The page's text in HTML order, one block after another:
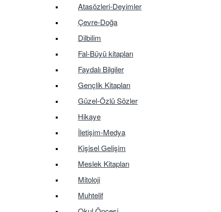
Atasözleri-Deyimler
Çevre-Doğa
Dilbilim
Fal-Büyü kitapları
Faydalı Bilgiler
Gençlik Kitapları
Güzel-Özlü Sözler
Hikaye
İletişim-Medya
Kişisel Gelişim
Meslek Kitapları
Mitoloji
Muhtelif